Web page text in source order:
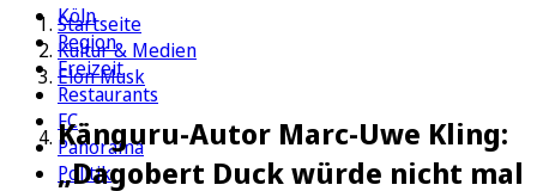
Köln
Region
Freizeit
Restaurants
FC
Panorama
Politik
Startseite
Kultur & Medien
Elon Musk
Känguru-Autor Marc-Uwe Kling:
„Dagobert Duck würde nicht mal